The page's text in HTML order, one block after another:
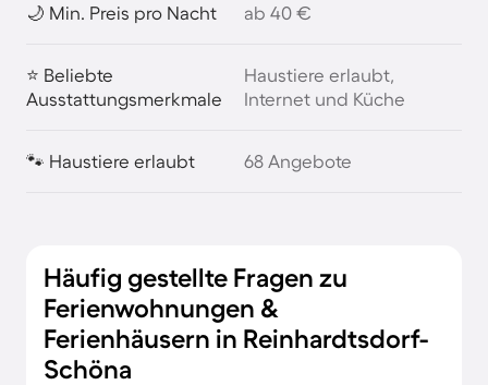
🌙 Min. Preis pro Nacht ab 40 €
⭐ Beliebte
Ausstattungsmerkmale
Haustiere erlaubt,
Internet und Küche
🐾 Haustiere erlaubt 68 Angebote
Häufig gestellte Fragen zu
Ferienwohnungen &
Ferienhäusern in Reinhardtsdorf-
Schöna